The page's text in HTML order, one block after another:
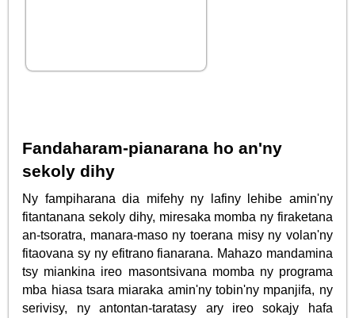
Fandaharam-pianarana ho an'ny
sekoly dihy
Ny fampiharana dia mifehy ny lafiny lehibe amin'ny
fitantanana sekoly dihy, miresaka momba ny firaketana
an-tsoratra, manara-maso ny toerana misy ny volan'ny
fitaovana sy ny efitrano fianarana. Mahazo mandamina
tsy miankina ireo masontsivana momba ny programa
mba hiasa tsara miaraka amin'ny tobin'ny mpanjifa, ny
serivisy, ny antontan-taratasy ary ireo sokajy hafa